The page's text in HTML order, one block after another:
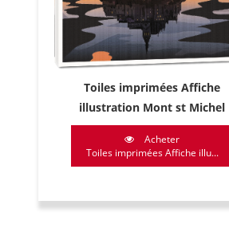
Toiles imprimées Affiche
illustration Mont st Michel
Acheter
Toiles imprimées Affiche illu...